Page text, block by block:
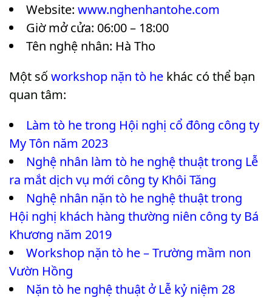
Website: www.nghenhantohe.com
Giờ mở cửa: 06:00 – 18:00
Tên nghệ nhân: Hà Tho
Một sốworkshop nặn tò he khác có thể bạn
quan tâm:
Làm tò he trong Hội nghị cổ đông công ty
My Tôn năm 2023
Nghệ nhân làm tò he nghệ thuật trong Lễ
ra mắt dịch vụ mới công ty Khôi Tăng
Nghệ nhân nặn tò he nghệ thuật trong
Hội nghị khách hàng thường niên công ty Bá
Khương năm 2019
Workshop nặn tò he – Trường mầm non
Vườn Hồng
Nặn tò he nghệ thuật ở Lễ kỷ niệm 28